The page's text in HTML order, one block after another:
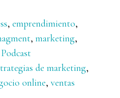
,emprendimiento,
,marketing,
Podcast
de marketing,
online,ventas